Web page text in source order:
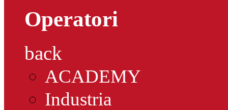
Operatori
back
ACADEMY
Industria